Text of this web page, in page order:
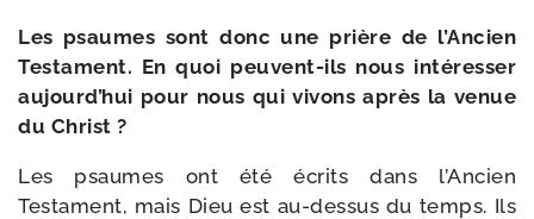
Les psaumes sont donc une prière de l’Ancien
Testament. En quoi peuvent-​ils nous inté­res­ser
aujourd’hui pour nous qui vivons après la venue
du Christ ?
Les psaumes ont été écrits dans l’Ancien
Testament, mais Dieu est au-​dessus du temps. Ils